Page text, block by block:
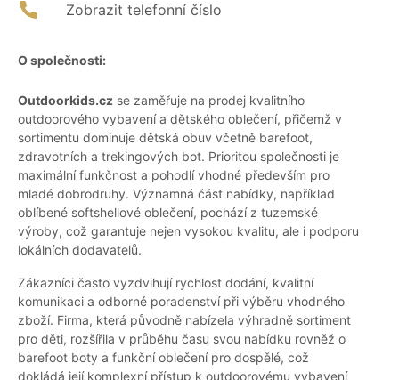
Zobrazit telefonní číslo
O společnosti:
Outdoorkids.cz se zaměřuje na prodej kvalitního
outdoorového vybavení a dětského oblečení, přičemž v
sortimentu dominuje dětská obuv včetně barefoot,
zdravotních a trekingových bot. Prioritou společnosti je
maximální funkčnost a pohodlí vhodné především pro
mladé dobrodruhy. Významná část nabídky, například
oblíbené softshellové oblečení, pochází z tuzemské
výroby, což garantuje nejen vysokou kvalitu, ale i podporu
lokálních dodavatelů.
Zákazníci často vyzdvihují rychlost dodání, kvalitní
komunikaci a odborné poradenství při výběru vhodného
zboží. Firma, která původně nabízela výhradně sortiment
pro děti, rozšířila v průběhu času svou nabídku rovněž o
barefoot boty a funkční oblečení pro dospělé, což
dokládá její komplexní přístup k outdoorovému vybavení